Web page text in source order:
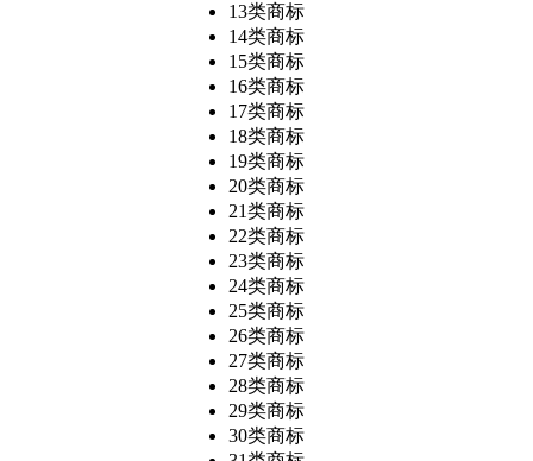
13类商标
14类商标
15类商标
16类商标
17类商标
18类商标
19类商标
20类商标
21类商标
22类商标
23类商标
24类商标
25类商标
26类商标
27类商标
28类商标
29类商标
30类商标